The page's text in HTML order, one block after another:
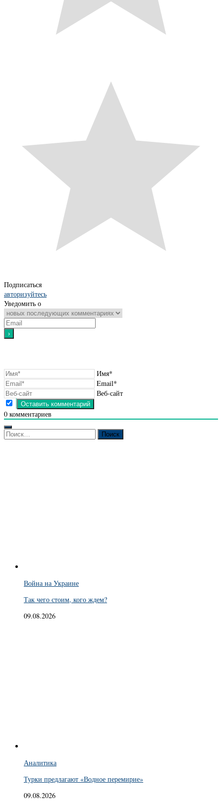
Подписаться
авторизуйтесь
Уведомить о
Имя*
Email*
Веб-сайт
0 комментариев
Найти:
Война на Украине
Так чего стоим, кого ждем?
09.08.2026
Аналитика
Турки предлагают «Водное перемирие»
09.08.2026